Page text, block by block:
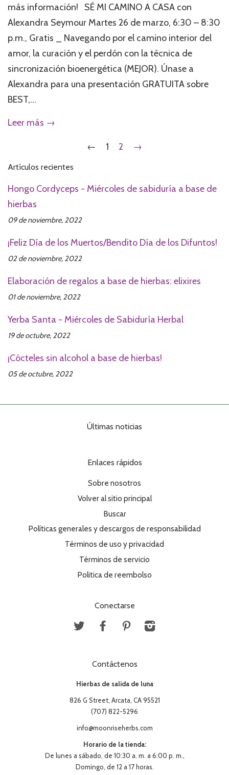
más información! SÉ MI CAMINO A CASA con
Alexandra Seymour Martes 26 de marzo, 6:30 – 8:30
p.m., Gratis _ Navegando por el camino interior del
amor, la curación y el perdón con la técnica de
sincronización bioenergética (MEJOR). Únase a
Alexandra para una presentación GRATUITA sobre
BEST,...
Leer más →
← 1 2 →
Artículos recientes
Hongo Cordyceps - Miércoles de sabiduría a base de
hierbas
09 de noviembre, 2022
¡Feliz Día de los Muertos/Bendito Día de los Difuntos!
02 de noviembre, 2022
Elaboración de regalos a base de hierbas: elixires
01 de noviembre, 2022
Yerba Santa - Miércoles de Sabiduría Herbal
19 de octubre, 2022
¡Cócteles sin alcohol a base de hierbas!
05 de octubre, 2022
Últimas noticias
Enlaces rápidos
Sobre nosotros
Volver al sitio principal
Buscar
Políticas generales y descargos de responsabilidad
Términos de uso y privacidad
Términos de servicio
Politica de reembolso
Conectarse
Twitter FacebookPinterest
Contáctenos
Hierbas de salida de luna
826 G Street, Arcata, CA 95521
(707) 822-5296
info@moonriseherbs.com
Horario de la tienda:
De lunes a sábado, de 10:30 a. m. a 6:00 p. m.,
Domingo, de 12 a 17 horas.